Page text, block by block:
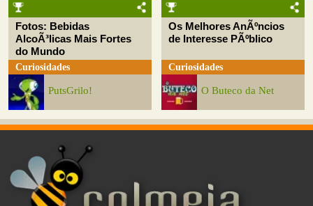
Fotos: Bebidas
AlcoÃ³licas Mais Fortes
do Mundo
Curiosidades
PutsGrilo!
Os Melhores AnÃºncios
de Interesse PÃºblico
Curiosidades
O Buteco da Net